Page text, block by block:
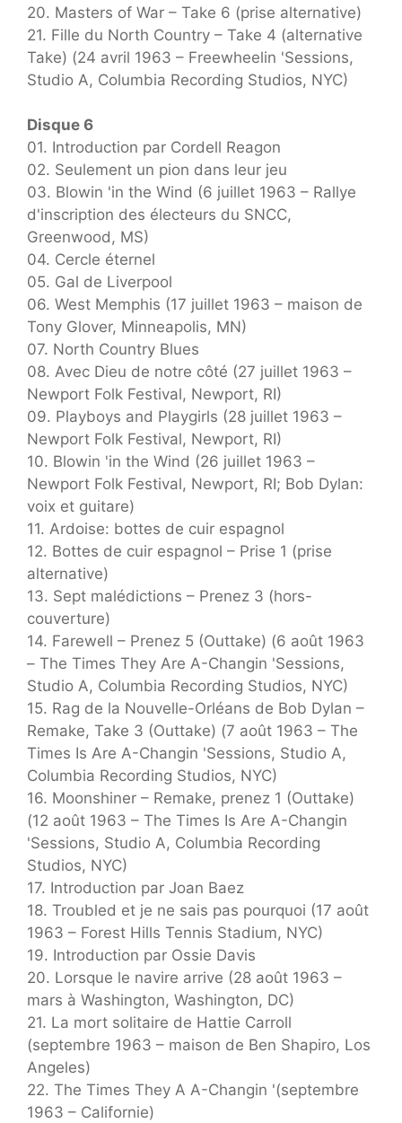
20. Masters of War – Take 6 (prise alternative)
21. Fille du North Country – Take 4 (alternative
Take) (24 avril 1963 – Freewheelin 'Sessions,
Studio A, Columbia Recording Studios, NYC)
Disque 6
01. Introduction par Cordell Reagon
02. Seulement un pion dans leur jeu
03. Blowin 'in the Wind (6 juillet 1963 – Rallye
d'inscription des électeurs du SNCC,
Greenwood, MS)
04. Cercle éternel
05. Gal de Liverpool
06. West Memphis (17 juillet 1963 – maison de
Tony Glover, Minneapolis, MN)
07. North Country Blues
08. Avec Dieu de notre côté (27 juillet 1963 –
Newport Folk Festival, Newport, RI)
09. Playboys and Playgirls (28 juillet 1963 –
Newport Folk Festival, Newport, RI)
10. Blowin 'in the Wind (26 juillet 1963 –
Newport Folk Festival, Newport, RI; Bob Dylan:
voix et guitare)
11. Ardoise: bottes de cuir espagnol
12. Bottes de cuir espagnol – Prise 1 (prise
alternative)
13. Sept malédictions – Prenez 3 (hors-
couverture)
14. Farewell – Prenez 5 (Outtake) (6 août 1963
– The Times They Are A-Changin 'Sessions,
Studio A, Columbia Recording Studios, NYC)
15. Rag de la Nouvelle-Orléans de Bob Dylan –
Remake, Take 3 (Outtake) (7 août 1963 – The
Times Is Are A-Changin 'Sessions, Studio A,
Columbia Recording Studios, NYC)
16. Moonshiner – Remake, prenez 1 (Outtake)
(12 août 1963 – The Times Is Are A-Changin
'Sessions, Studio A, Columbia Recording
Studios, NYC)
17. Introduction par Joan Baez
18. Troubled et je ne sais pas pourquoi (17 août
1963 – Forest Hills Tennis Stadium, NYC)
19. Introduction par Ossie Davis
20. Lorsque le navire arrive (28 août 1963 –
mars à Washington, Washington, DC)
21. La mort solitaire de Hattie Carroll
(septembre 1963 – maison de Ben Shapiro, Los
Angeles)
22. The Times They A A-Changin '(septembre
1963 – Californie)